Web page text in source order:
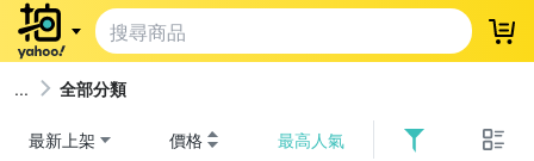
登
全部分類
最新上架 價格 最高人氣